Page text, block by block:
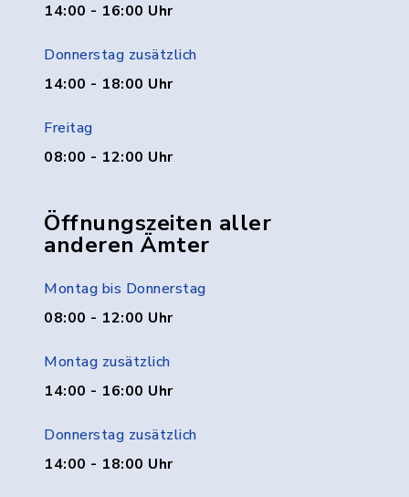
14:00 - 16:00 Uhr
Donnerstag zusätzlich
14:00 - 18:00 Uhr
Freitag
08:00 - 12:00 Uhr
Öffnungszeiten aller
anderen Ämter
Montag bis Donnerstag
08:00 - 12:00 Uhr
Montag zusätzlich
14:00 - 16:00 Uhr
Donnerstag zusätzlich
14:00 - 18:00 Uhr